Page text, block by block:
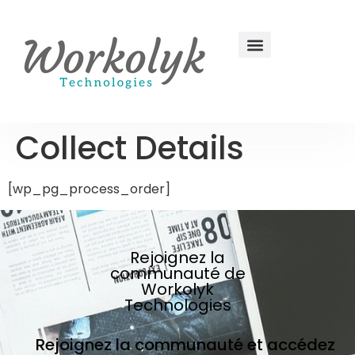
Collect Details
[wp_pg_process_order]
Rejoignez la
communauté de
Workolyk
Technologies
Rejoignez la communauté et accédez